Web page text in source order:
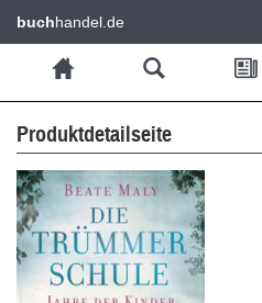
buchhandel.de
Produktdetailseite